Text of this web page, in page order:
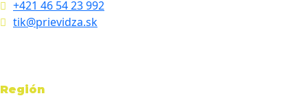
+421 46 54 23 992
tik@prievidza.sk
Región